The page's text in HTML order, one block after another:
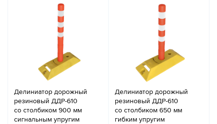
Делиниатор дорожный
резиновый ДДР-610
со столбиком 900 мм
сигнальным упругим
Делиниатор дорожный
резиновый ДДР-610
со столбиком 650 мм
гибким упругим